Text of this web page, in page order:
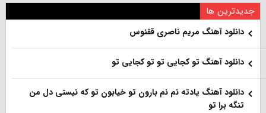
جدیدترین ها
دانلود آهنگ مریم ناصری ققنوس
دانلود آهنگ تو کجایی تو تو کجایی تو
دانلود آهنگ یادته نم نم بارون تو خیابون تو که نیستی دل من
تنگه برا تو